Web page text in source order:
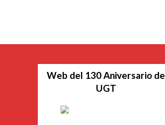
Web del 130 Aniversario de
UGT